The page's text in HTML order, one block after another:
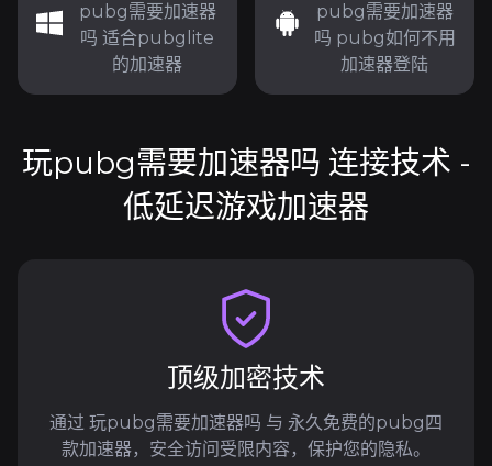
pubg需要加速器
吗 适合pubglite
的加速器
pubg需要加速器
吗 pubg如何不用
加速器登陆
玩pubg需要加速器吗 连接技术 -
低延迟游戏加速器
顶级加密技术
通过 玩pubg需要加速器吗 与 永久免费的pubg四
款加速器，安全访问受限内容，保护您的隐私。